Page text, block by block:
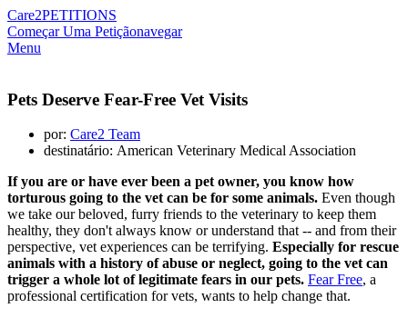
Care2PETITIONS
Começar Uma Petiçãonavegar
Menu
Pets Deserve Fear-Free Vet Visits
por: Care2 Team
destinatário: American Veterinary Medical Association
If you are or have ever been a pet owner, you know how
torturous going to the vet can be for some animals. Even though
we take our beloved, furry friends to the veterinary to keep them
healthy, they don't always know or understand that -- and from their
perspective, vet experiences can be terrifying. Especially for rescue
animals with a history of abuse or neglect, going to the vet can
trigger a whole lot of legitimate fears in our pets. Fear Free, a
professional certification for vets, wants to help change that.